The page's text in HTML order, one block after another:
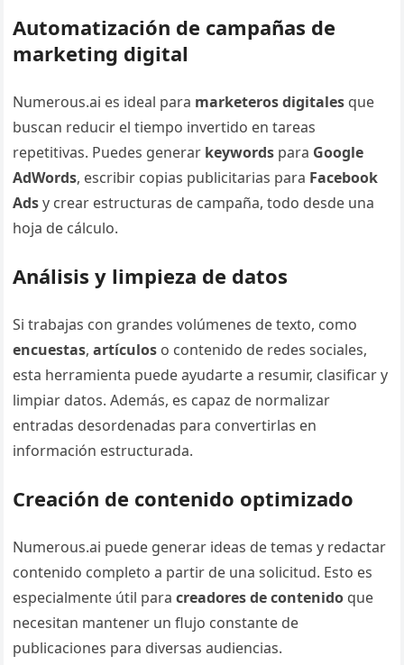
Automatización de campañas de
marketing digital
Numerous.ai es ideal para marketeros digitales que
buscan reducir el tiempo invertido en tareas
repetitivas. Puedes generar keywords para Google
AdWords, escribir copias publicitarias para Facebook
Adsy crear estructuras de campaña, todo desde una
hoja de cálculo.
Análisis y limpieza de datos
Si trabajas con grandes volúmenes de texto, como
encuestas,artículos o contenido de redes sociales,
esta herramienta puede ayudarte a resumir, clasificar y
limpiar datos. Además, es capaz de normalizar
entradas desordenadas para convertirlas en
información estructurada.
Creación de contenido optimizado
Numerous.ai puede generar ideas de temas y redactar
contenido completo a partir de una solicitud. Esto es
especialmente útil paracreadores de contenido que
necesitan mantener un flujo constante de
publicaciones para diversas audiencias.